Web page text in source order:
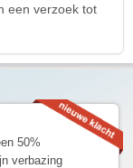
een verzoek tot
50%
verbazing